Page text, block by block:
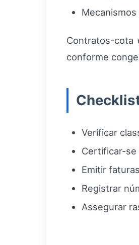
Contratos-cota
conforme
Verificar
Certificar-se
Emitir
Registrar
Assegurar